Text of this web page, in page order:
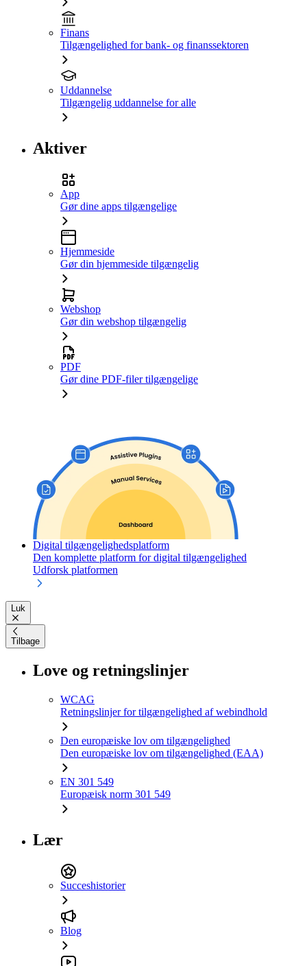
Finans
Tilgængelighed for bank- og finanssektoren
Uddannelse
Tilgængelig uddannelse for alle
Aktiver
App
Gør dine apps tilgængelige
Hjemmeside
Gør din hjemmeside tilgængelig
Webshop
Gør din webshop tilgængelig
PDF
Gør dine PDF-filer tilgængelige
Digital tilgængelighedsplatform
Den komplette platform for digital tilgængelighed
Udforsk platformen
Luk
Tilbage
Love og retningslinjer
WCAG
Retningslinjer for tilgængelighed af webindhold
Den europæiske lov om tilgængelighed
Den europæiske lov om tilgængelighed (EAA)
EN 301 549
Europæisk norm 301 549
Lær
Succeshistorier
Blog